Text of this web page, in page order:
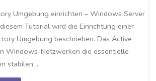
Umgebung einrichten – Windows Server
Tutorial wird die Einrichtung einer
Umgebung beschrieben. Das Active
Windows-Netzwerken die essentielle
stabilen …